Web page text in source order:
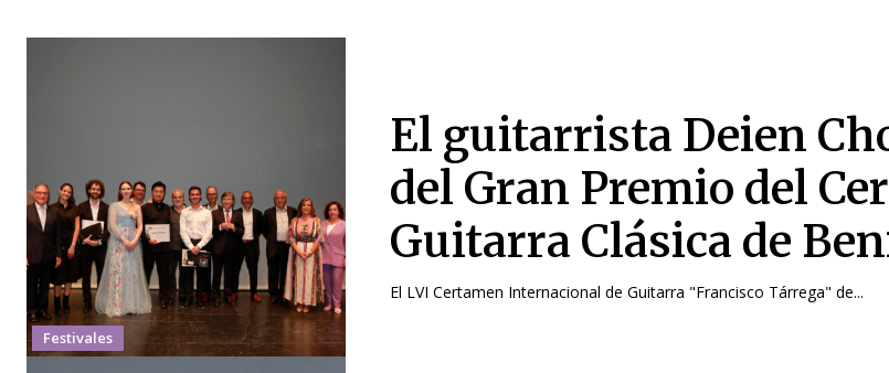
Festivales
El guitarrista Deien
del Gran Premio del
Guitarra Clásica de
El LVI Certamen Internacional de Guitarra "Francisco Tárrega" de...